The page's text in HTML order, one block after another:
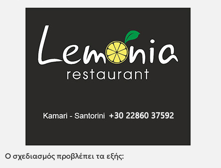
Ο σχεδιασμός προβλέπει τα εξής: